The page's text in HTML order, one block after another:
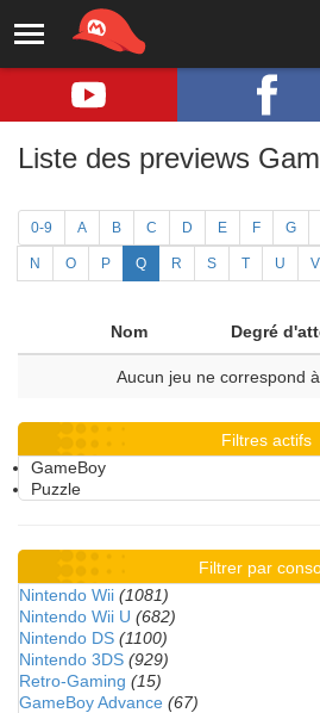
Liste des previews
0-9 A B C D E F G
N O P Q R S T U V
Nom Degré
Aucun jeu ne correspond
Filtres actifs
GameBoy
Puzzle
Filtrer par
Nintendo Wii (1081)
Nintendo Wii U (682)
Nintendo DS (1100)
Nintendo 3DS (929)
Retro-Gaming (15)
GameBoy Advance (67)